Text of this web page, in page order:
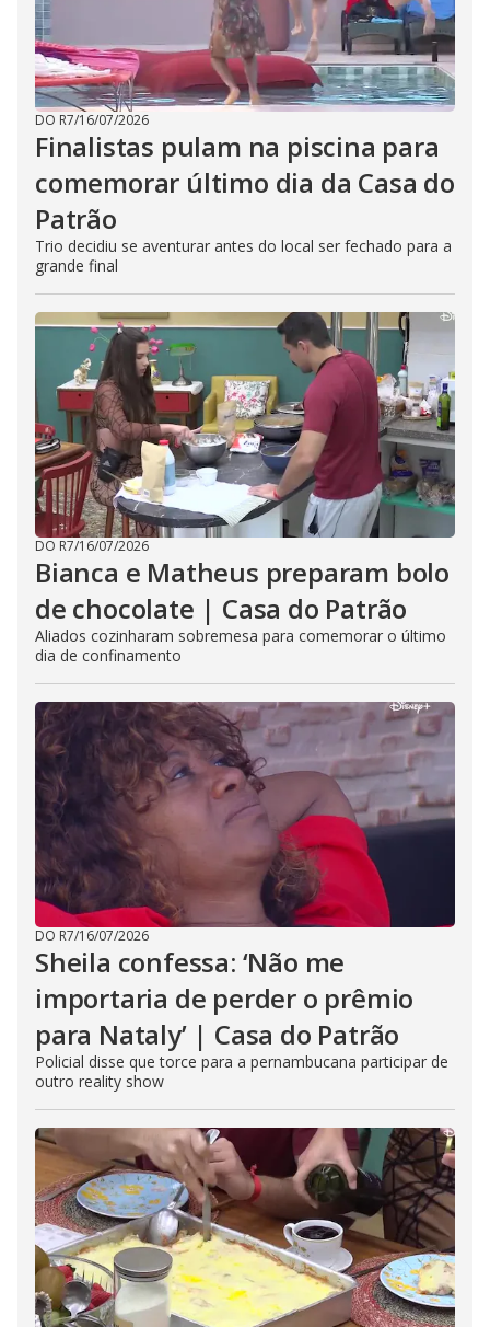
DO R7/16/07/2026
Finalistas pulam na piscina para
comemorar último dia da Casa do
Patrão
Trio decidiu se aventurar antes do local ser fechado para a
grande final
DO R7/16/07/2026
Bianca e Matheus preparam bolo
de chocolate | Casa do Patrão
Aliados cozinharam sobremesa para comemorar o último
dia de confinamento
DO R7/16/07/2026
Sheila confessa: ‘Não me
importaria de perder o prêmio
para Nataly’ | Casa do Patrão
Policial disse que torce para a pernambucana participar de
outro reality show